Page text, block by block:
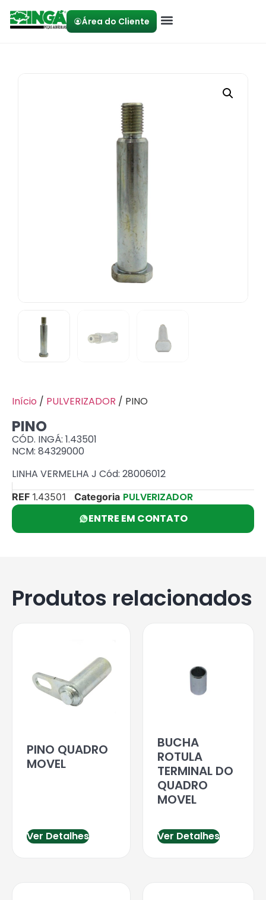
Área do Cliente
Início / PULVERIZADOR / PINO
PINO
CÓD. INGÁ: 1.43501
NCM: 84329000
LINHA VERMELHA J Cód: 28006012
REF 1.43501 Categoria PULVERIZADOR
ENTRE EM CONTATO
Produtos relacionados
PINO QUADRO
MOVEL
Ver Detalhes
BUCHA
ROTULA
TERMINAL DO
QUADRO
MOVEL
Ver Detalhes